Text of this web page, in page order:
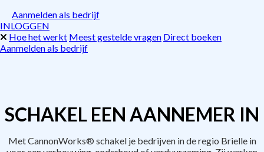
Aanmelden als bedrijf
INLOGGEN
Hoe het werkt Meest gestelde vragen Direct boeken
Aanmelden als bedrijf
SCHAKEL EEN AANNEMER IN
Met CannonWorks® schakel je bedrijven in de regio Brielle in